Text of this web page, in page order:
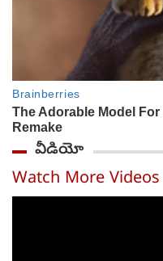
వీడియో
Watch More Videos